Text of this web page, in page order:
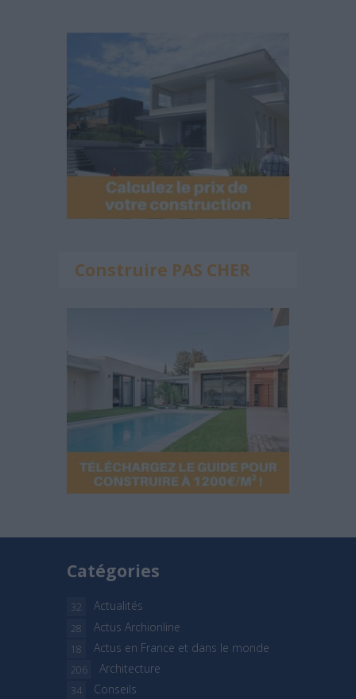
Construire PAS CHER
Catégories
Actualités
32
Actus Archionline
28
Actus en France et dans le monde
18
Architecture
206
Conseils
34